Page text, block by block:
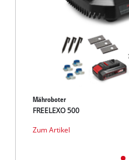
Mähroboter
FREELEXO 500
Zum Artikel